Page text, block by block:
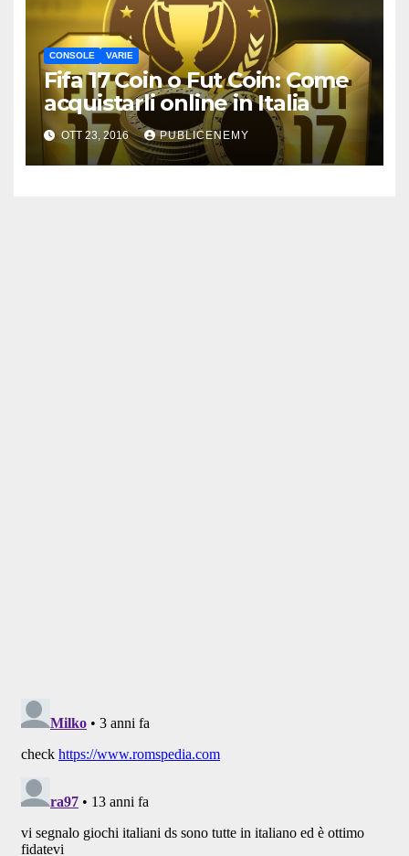
CONSOLE VARIE
Fifa 17 Coin o Fut Coin: Come
acquistarli online in Italia
OTT 23, 2016 PUBLICENEMY